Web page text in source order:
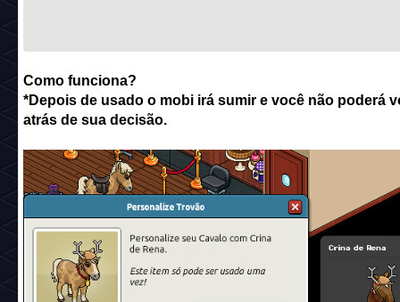
Como funciona?
*Depois de usado o mobi irá sumir e você não poderá
atrás de sua decisão.